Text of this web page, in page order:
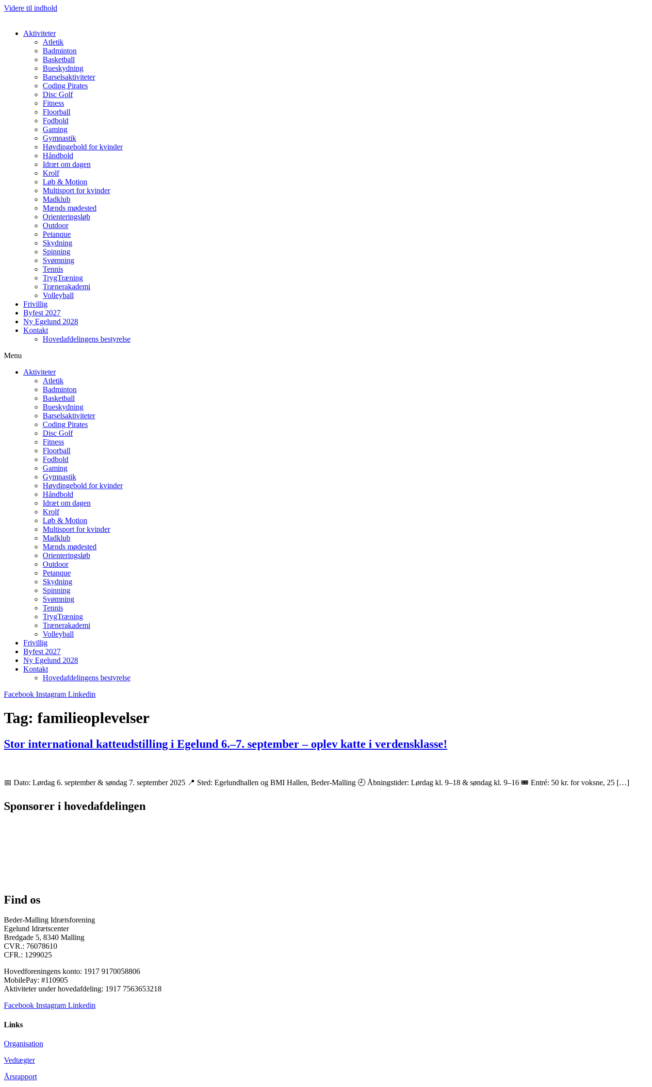
Videre til indhold
Aktiviteter
Atletik
Badminton
Basketball
Bueskydning
Barselsaktiviteter
Coding Pirates
Disc Golf
Fitness
Floorball
Fodbold
Gaming
Gymnastik
Høvdingebold for kvinder
Håndbold
Idræt om dagen
Krolf
Løb & Motion
Multisport for kvinder
Madklub
Mænds mødested
Orienteringsløb
Outdoor
Petanque
Skydning
Spinning
Svømning
Tennis
TrygTræning
Trænerakademi
Volleyball
Frivillig
Byfest 2027
Ny Egelund 2028
Kontakt
Hovedafdelingens bestyrelse
Menu
Aktiviteter
Atletik
Badminton
Basketball
Bueskydning
Barselsaktiviteter
Coding Pirates
Disc Golf
Fitness
Floorball
Fodbold
Gaming
Gymnastik
Høvdingebold for kvinder
Håndbold
Idræt om dagen
Krolf
Løb & Motion
Multisport for kvinder
Madklub
Mænds mødested
Orienteringsløb
Outdoor
Petanque
Skydning
Spinning
Svømning
Tennis
TrygTræning
Trænerakademi
Volleyball
Frivillig
Byfest 2027
Ny Egelund 2028
Kontakt
Hovedafdelingens bestyrelse
Facebook Instagram Linkedin
Tag: familieoplevelser
Stor international katteudstilling i Egelund 6.–7. september – oplev katte i verdensklasse!
📅 Dato: Lørdag 6. september & søndag 7. september 2025 📍 Sted: Egelundhallen og BMI Hallen, Beder-Malling 🕘 Åbningstider: Lørdag kl. 9–18 & søndag kl. 9–16 🎟️ Entré: 50 kr. for voksne, 25 […]
Sponsorer i hovedafdelingen
Find os
Beder-Malling Idrætsforening
Egelund Idrætscenter
Bredgade 5, 8340 Malling
CVR.: 76078610
CFR.: 1299025
Hovedforeningens konto: 1917 9170058806
MobilePay: #110905
Aktiviteter under hovedafdeling: 1917 7563653218
Facebook Instagram Linkedin
Links
Organisation
Vedtægter
Årsrapport